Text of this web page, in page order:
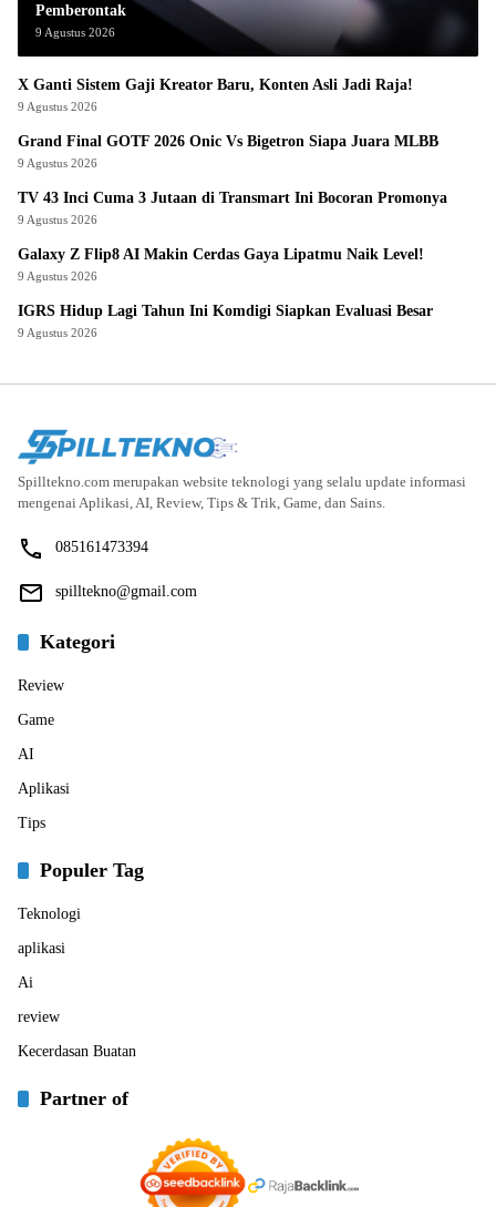
Pemberontak
9 Agustus 2026
X Ganti Sistem Gaji Kreator Baru, Konten Asli Jadi Raja!
9 Agustus 2026
Grand Final GOTF 2026 Onic Vs Bigetron Siapa Juara MLBB
9 Agustus 2026
TV 43 Inci Cuma 3 Jutaan di Transmart Ini Bocoran Promonya
9 Agustus 2026
Galaxy Z Flip8 AI Makin Cerdas Gaya Lipatmu Naik Level!
9 Agustus 2026
IGRS Hidup Lagi Tahun Ini Komdigi Siapkan Evaluasi Besar
9 Agustus 2026
Spilltekno.com merupakan website teknologi yang selalu update informasi
mengenai Aplikasi, AI, Review, Tips & Trik, Game, dan Sains.
085161473394
spilltekno@gmail.com
Kategori
Review
Game
AI
Aplikasi
Tips
Populer Tag
Teknologi
aplikasi
Ai
review
Kecerdasan Buatan
Partner of